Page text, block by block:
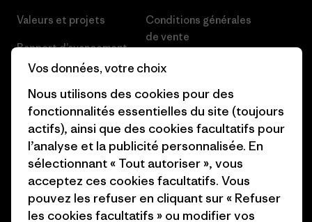
Valeurs et projets
Rapport d’avancement
Business Unusual
Objectifs climatiques
1% For The Planet
Comment nous finançons
Cartes cadeaux
Nos magasins
Conditions générales
de vente
Préférences de cookie
Carrières
Presse et media
Industry program
Programme d’affiliation
Patagonia Suisse Plan du site
Vos données, votre choix
Nous utilisons des cookies pour des
fonctionnalités essentielles du site (toujours
actifs), ainsi que des cookies facultatifs pour
l’analyse et la publicité personnalisée. En
sélectionnant « Tout autoriser », vous
acceptez ces cookies facultatifs. Vous
pouvez les refuser en cliquant sur « Refuser
les cookies facultatifs » ou modifier vos